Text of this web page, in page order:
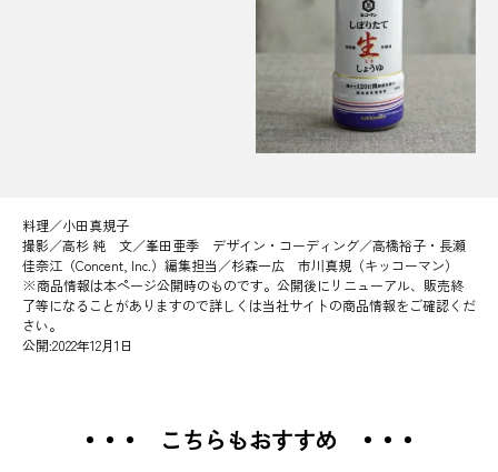
料理／小田真規子
撮影／高杉 純 文／峯田亜季 デザイン・コーディング／高橋裕子・長瀬
佳奈江（Concent, Inc.）編集担当／杉森一広 市川真規（キッコーマン）
※商品情報は本ページ公開時のものです。公開後にリニューアル、販売終
了等になることがありますので詳しくは当社サイトの商品情報をご確認くだ
さい。
公開:2022年12月1日
こちらもおすすめ